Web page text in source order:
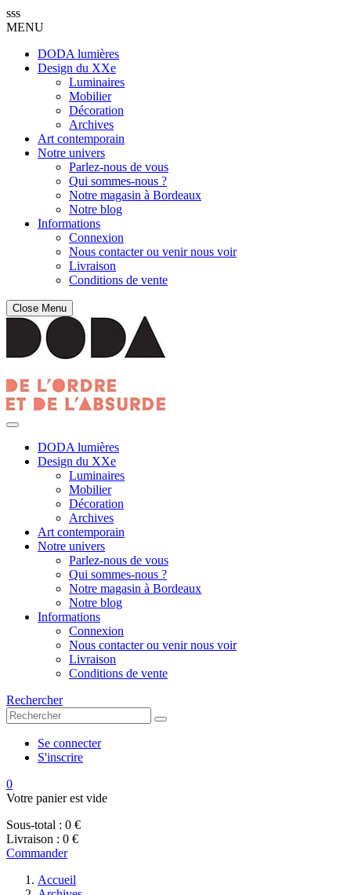
sss
MENU
DODA lumières
Design du XXe
Luminaires
Mobilier
Décoration
Archives
Art contemporain
Notre univers
Parlez-nous de vous
Qui sommes-nous ?
Notre magasin à Bordeaux
Notre blog
Informations
Connexion
Nous contacter ou venir nous voir
Livraison
Conditions de vente
Close Menu
DODA lumières
Design du XXe
Luminaires
Mobilier
Décoration
Archives
Art contemporain
Notre univers
Parlez-nous de vous
Qui sommes-nous ?
Notre magasin à Bordeaux
Notre blog
Informations
Connexion
Nous contacter ou venir nous voir
Livraison
Conditions de vente
Rechercher
Se connecter
S'inscrire
0
Votre panier est vide
Sous-total : 0 €
Livraison : 0 €
Commander
Accueil